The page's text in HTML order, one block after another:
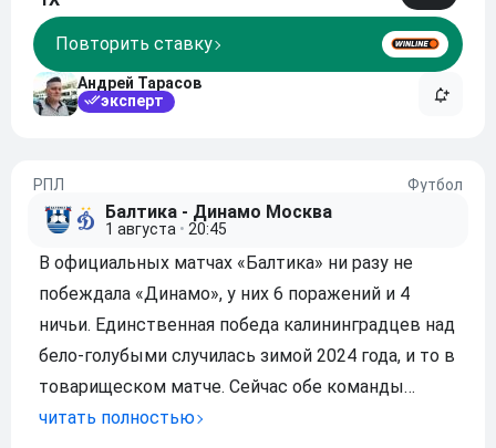
этом про
Повторить ставку
Андрей Тарасов
эксперт
РПЛ Футбол
Балтика - Динамо Москва
1 августа • 20:45
В официальных матчах «Балтика» ни разу не
побеждала «Динамо», у них 6 поражений и 4
ничьи. Единственная победа калининградцев над
бело-голубыми случилась зимой 2024 года, и то в
товарищеском матче. Сейчас обе команды
играют без своих ключевых исполнителей. У
читать полностью